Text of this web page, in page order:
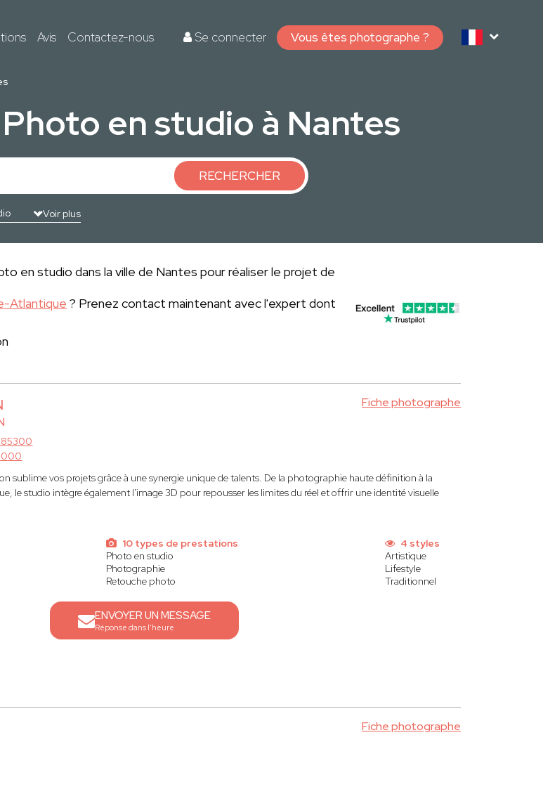
Avis Contactez-nous Se connecter Vous êtes photographe ?
en studio à Nantes
RECHERCHER
Voir plus
en studio dans la ville de Nantes pour réaliser le projet de
Atlantique ? Prenez contact maintenant avec l'expert dont
Fiche photographe
85300
sublime vos projets grâce à une synergie unique de talents. De la photographie haute définition à la
le studio intègre également l'image 3D pour repousser les limites du réel et offrir une identité visuelle
10 types de prestations
Photo en studio
Photographie
Retouche photo
4 styles
Artistique
Lifestyle
Traditionnel
ENVOYER UN MESSAGE
Réponse dans l'heure
Fiche photographe